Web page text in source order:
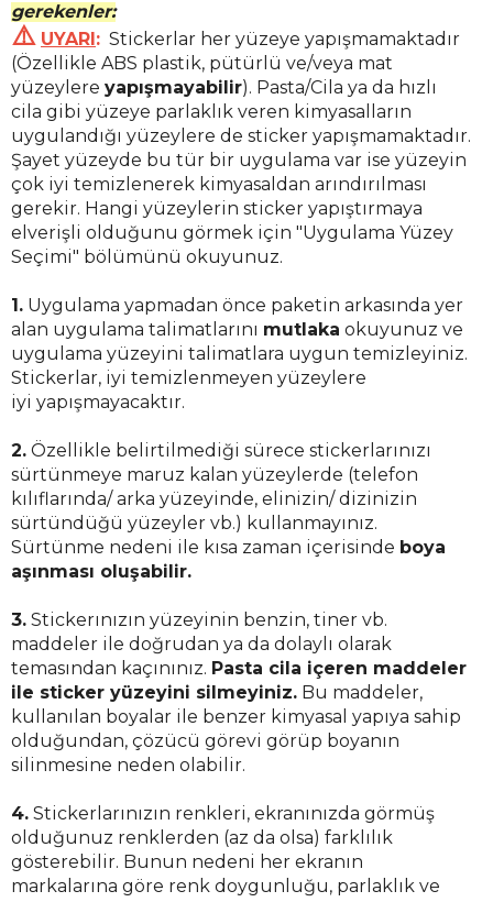
gerekenler:
⚠️ UYARI: Stickerlar her yüzeye yapışmamaktadır
(Özellikle ABS plastik, pütürlü ve/veya mat
yüzeylere yapışmayabilir). Pasta/Cila ya da hızlı
cila gibi yüzeye parlaklık veren kimyasalların
uygulandığı yüzeylere de sticker yapışmamaktadır.
Şayet yüzeyde bu tür bir uygulama var ise yüzeyin
çok iyi temizlenerek kimyasaldan arındırılması
gerekir. Hangi yüzeylerin sticker yapıştırmaya
elverişli olduğunu görmek için "Uygulama Yüzey
Seçimi" bölümünü okuyunuz.
1. Uygulama yapmadan önce paketin arkasında yer
alan uygulama talimatlarını mutlaka okuyunuz ve
uygulama yüzeyini talimatlara uygun temizleyiniz.
Stickerlar, iyi temizlenmeyen yüzeylere
iyi yapışmayacaktır.
2. Özellikle belirtilmediği sürece stickerlarınızı
sürtünmeye maruz kalan yüzeylerde (telefon
kılıflarında/ arka yüzeyinde, elinizin/ dizinizin
sürtündüğü yüzeyler vb.) kullanmayınız.
Sürtünme nedeni ile kısa zaman içerisinde boya
aşınması oluşabilir.
3. Stickerınızın yüzeyinin benzin, tiner vb.
maddeler ile doğrudan ya da dolaylı olarak
temasından kaçınınız. Pasta cila içeren maddeler
ile sticker yüzeyini silmeyiniz. Bu maddeler,
kullanılan boyalar ile benzer kimyasal yapıya sahip
olduğundan, çözücü görevi görüp boyanın
silinmesine neden olabilir.
4. Stickerlarınızın renkleri, ekranınızda görmüş
olduğunuz renklerden (az da olsa) farklılık
gösterebilir. Bunun nedeni her ekranın
markalarına göre renk doygunluğu, parlaklık ve